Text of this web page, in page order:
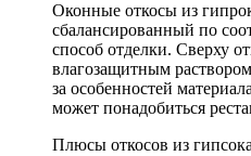
Оконные откосы из
сбалансированный по
способ отделки. Сверху
влагозащитным
за особенностей
может понадобиться
Плюсы откосов из